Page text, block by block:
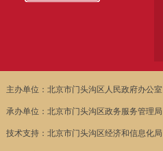
主办单位：北京市门头沟区人民政府办公室
承办单位：北京市门头沟区政务服务管理局
技术支持：北京市门头沟区经济和信息化局